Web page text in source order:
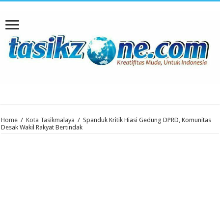
Home / Kota Tasikmalaya / Spanduk Kritik Hiasi Gedung DPRD, Komunitas
Desak Wakil Rakyat Bertindak